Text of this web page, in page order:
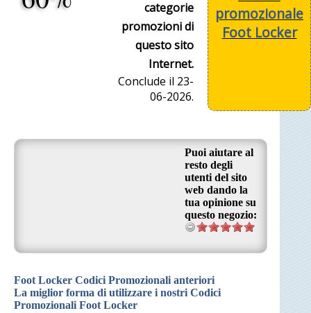
categorie
promozioni di
questo sito
Internet.
Conclude il 23-
06-2026.
promozionale
Foot Locker
Puoi aiutare al
resto degli
utenti del sito
web dando la
tua opinione su
questo negozio:
Foot Locker Codici Promozionali anteriori
La miglior forma di utilizzare i nostri Codici
Promozionali Foot Locker